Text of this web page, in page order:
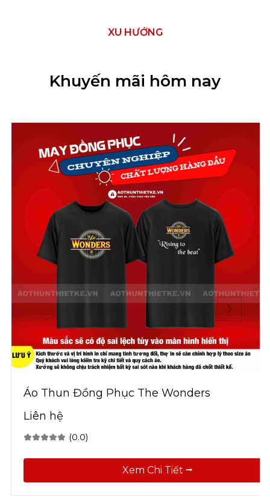
XU HƯỚNG
Khuyến mãi hôm nay
Áo Thun Đồng Phục The Wonders
Liên hệ
(0.0)
Xem Chi Tiết ⭢